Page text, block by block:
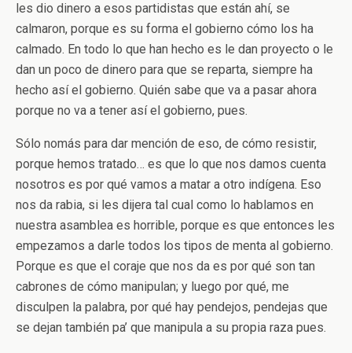
les dio dinero a esos partidistas que están ahí, se
calmaron, porque es su forma el gobierno cómo los ha
calmado. En todo lo que han hecho es le dan proyecto o le
dan un poco de dinero para que se reparta, siempre ha
hecho así el gobierno. Quién sabe que va a pasar ahora
porque no va a tener así el gobierno, pues.
Sólo nomás para dar mención de eso, de cómo resistir,
porque hemos tratado… es que lo que nos damos cuenta
nosotros es por qué vamos a matar a otro indígena. Eso
nos da rabia, si les dijera tal cual como lo hablamos en
nuestra asamblea es horrible, porque es que entonces les
empezamos a darle todos los tipos de menta al gobierno.
Porque es que el coraje que nos da es por qué son tan
cabrones de cómo manipulan; y luego por qué, me
disculpen la palabra, por qué hay pendejos, pendejas que
se dejan también pa’ que manipula a su propia raza pues.